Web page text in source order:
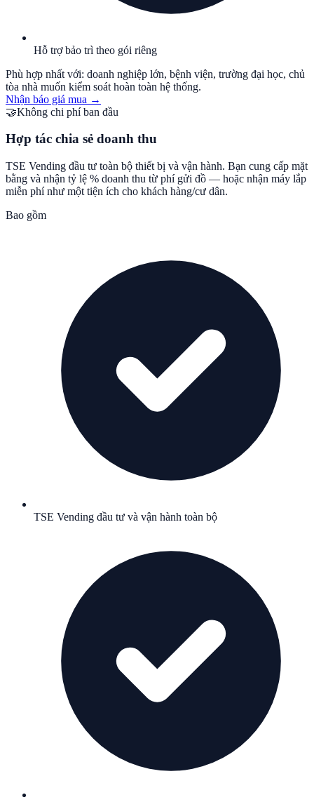
Hỗ trợ bảo trì theo gói riêng
Phù hợp nhất với: doanh nghiệp lớn, bệnh viện, trường đại học, chủ
tòa nhà muốn kiểm soát hoàn toàn hệ thống.
Nhận báo giá mua →
🤝Không chi phí ban đầu
Hợp tác chia sẻ doanh thu
TSE Vending đầu tư toàn bộ thiết bị và vận hành. Bạn cung cấp mặt
bằng và nhận tỷ lệ % doanh thu từ phí gửi đồ — hoặc nhận máy lắp
miễn phí như một tiện ích cho khách hàng/cư dân.
Bao gồm
TSE Vending đầu tư và vận hành toàn bộ